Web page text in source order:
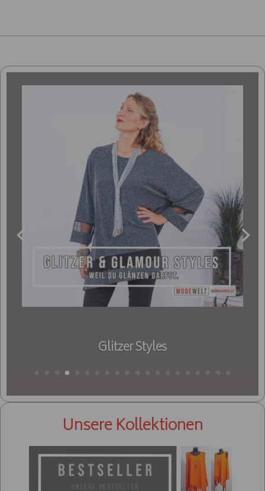
Glitzer Styles
Unsere Kollektionen